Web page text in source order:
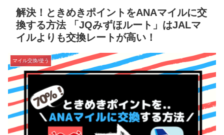
解決！ときめきポイントをANAマイルに交
換する方法 「JQみずほルート」はJALマ
イルよりも交換レートが高い！
マイル交換/使う